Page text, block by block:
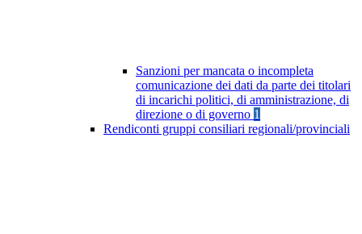
Sanzioni per mancata o incompleta
comunicazione dei dati da parte dei titolari
di incarichi politici, di amministrazione, di
direzione o di governo 1
Rendiconti gruppi consiliari regionali/provinciali